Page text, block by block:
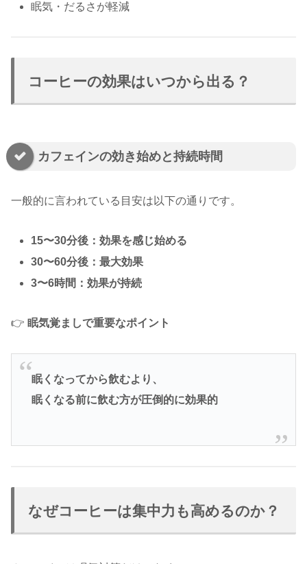
眠気・だるさが軽減
コーヒーの効果はいつから出る？
カフェインの効き始めと持続時間
一般的に言われている目安は以下の通りです。
15〜30分後：効果を感じ始める
30〜60分後：最大効果
3〜6時間：効果が持続
👉 眠気覚ましで重要なポイント
眠くなってから飲むより、
眠くなる前に飲む方が圧倒的に効果的
なぜコーヒーは集中力も高めるのか？